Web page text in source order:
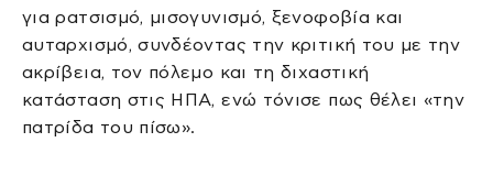
για ρατσισμό, μισογυνισμό, ξενοφοβία και
αυταρχισμό, συνδέοντας την κριτική του με την
ακρίβεια, τον πόλεμο και τη διχαστική
κατάσταση στις ΗΠΑ, ενώ τόνισε πως θέλει «την
πατρίδα του πίσω».